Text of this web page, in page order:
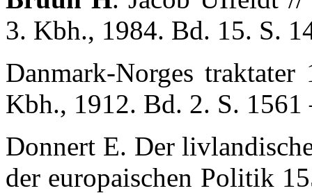
3. Kbh., 1984. Bd. 15. S.
Danmark-Norges
Kbh., 1912. Bd. 2. S.
Donnert E. Der
der europaischen Politik